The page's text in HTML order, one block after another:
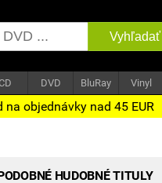
Vyhľadať
DVD BluRay Vinyl
objednávky nad 45 EUR
HUDOBNÉ TITULY